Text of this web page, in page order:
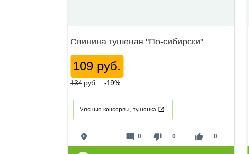
Свинина тушеная "По-сибирски"
109 руб.
134 руб. -19%
Мясные консервы, тушенка
place thumb_down 0 thumb_up 0
mode_comment 0